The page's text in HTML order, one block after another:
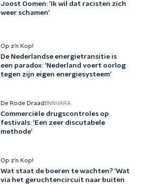
Joost Oomen: 'Ik wil dat racisten zich
weer schamen'
Op z’n Kop!
De Nederlandse energietransitie is
een paradox: 'Nederland voert oorlog
tegen zijn eigen energiesysteem'
De Rode Draad BNNVARA
Commerciële drugscontroles op
festivals: 'Een zeer discutabele
methode'
Op z’n Kop!
Wat staat de boeren te wachten? 'Wat
via het geruchtencircuit naar buiten